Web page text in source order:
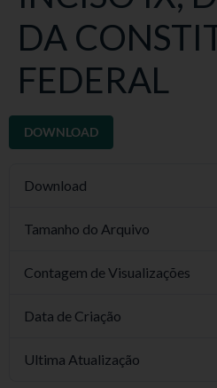
DA
FEDERAL
DOWNLOAD
Download
Tamanho do Arquivo
Contagem de Visualizações
Data de Criação
Ultima Atualização